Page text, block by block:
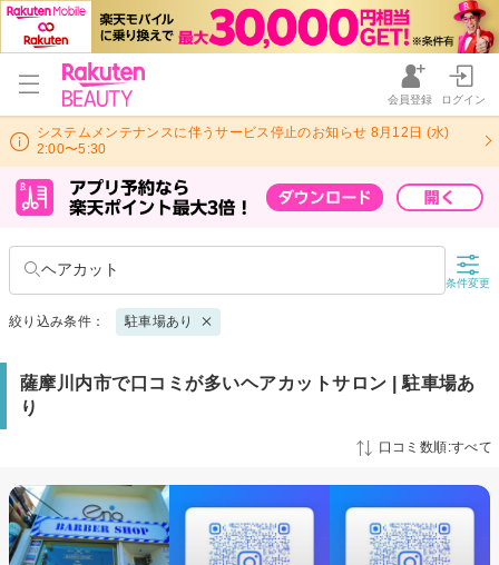
会員登録 ログイン
システムメンテナンスに伴うサービス停止のお知らせ 8月12日 (水)
2:00〜5:30
ヘアカット
条件変更
絞り込み条件： 駐車場あり
薩摩川内市で口コミが多いヘアカットサロン | 駐車場あ
り
口コミ数順:すべて